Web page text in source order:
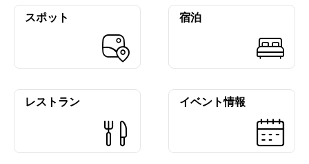
スポット 宿泊
レストラン イベント情報